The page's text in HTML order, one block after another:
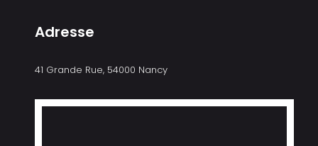
Adresse
41 Grande Rue, 54000 Nancy